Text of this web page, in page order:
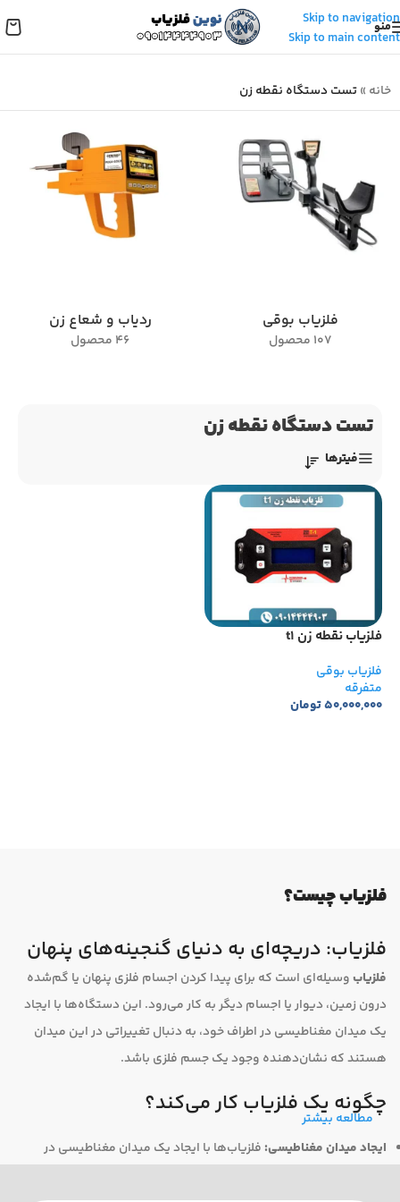
Skip to navigation
Skip to main content
منو
خانه »تست دستگاه نقطه زن
فلزیاب بوقی
107 محصول
ردیاب و شعاع زن
46 محصول
تست دستگاه نقطه زن
فیترها
فلزیاب نقطه زن t1
فلزیاب بوقی
متفرقه
۵۰,۰۰۰,۰۰۰تومان
فلزیاب چیست؟
فلزیاب: دریچه‌ای به دنیای گنجینه‌های پنهان
فلزیابوسیله‌ای است که برای پیدا کردن اجسام فلزی پنهان یا گم‌شده
درون زمین، دیوار یا اجسام دیگر به کار می‌رود. این دستگاه‌ها با ایجاد
یک میدان مغناطیسی در اطراف خود، به دنبال تغییراتی در این میدان
هستند که نشان‌دهنده وجود یک جسم فلزی باشد.
چگونه یک فلزیاب کار می‌کند؟
ایجاد میدان مغناطیسی: فلزیاب‌ها با ایجاد یک میدان مغناطیسی در
مطالعه بیشتر